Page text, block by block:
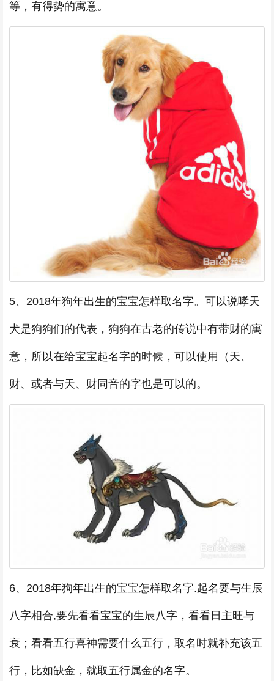
等，有得势的寓意。
5、2018年狗年出生的宝宝怎样取名字。可以说哮天
犬是狗狗们的代表，狗狗在古老的传说中有带财的寓
意，所以在给宝宝起名字的时候，可以使用（天、
财、或者与天、财同音的字也是可以的。
6、2018年狗年出生的宝宝怎样取名字.起名要与生辰
八字相合,要先看看宝宝的生辰八字，看看日主旺与
衰；看看五行喜神需要什么五行，取名时就补充该五
行，比如缺金，就取五行属金的名字。